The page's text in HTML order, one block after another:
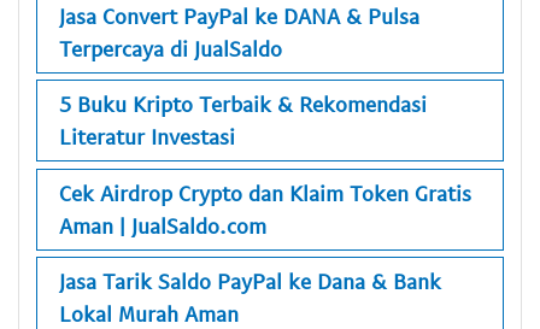
Jasa Convert PayPal ke DANA & Pulsa
Terpercaya di JualSaldo
5 Buku Kripto Terbaik & Rekomendasi
Literatur Investasi
Cek Airdrop Crypto dan Klaim Token Gratis
Aman | JualSaldo.com
Jasa Tarik Saldo PayPal ke Dana & Bank
Lokal Murah Aman